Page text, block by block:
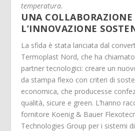
temperatura.
UNA COLLABORAZIONE
L’INNOVAZIONE
La sfida è stata lanciata dal
Termoplast Nord, che ha
partner tecnologici: creare un
da stampa flexo con criteri di
economica, che producesse
qualità, sicure e green. L’hanno
fornitore Koenig & Bauer
Technologies Group per i sistemi